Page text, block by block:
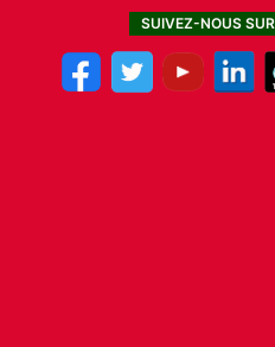
SUIVEZ-NOUS SUR